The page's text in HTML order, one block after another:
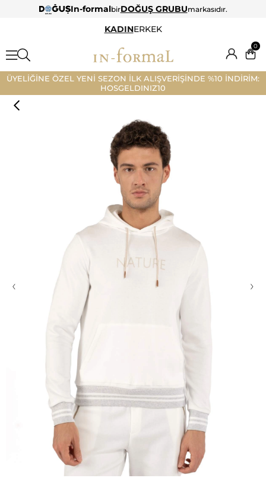
In-formalbirDOĞUŞ GRUBUmarkasıdır.
KADINERKEK
0
ÜYELİĞİNE ÖZEL YENİ SEZON İLK ALIŞVERİŞİNDE %10 İNDİRİM:
HOSGELDINIZ10
‹ ›